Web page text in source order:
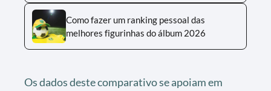
Como fazer um ranking pessoal das
melhores figurinhas do álbum 2026
Os dados deste comparativo se apoiam em